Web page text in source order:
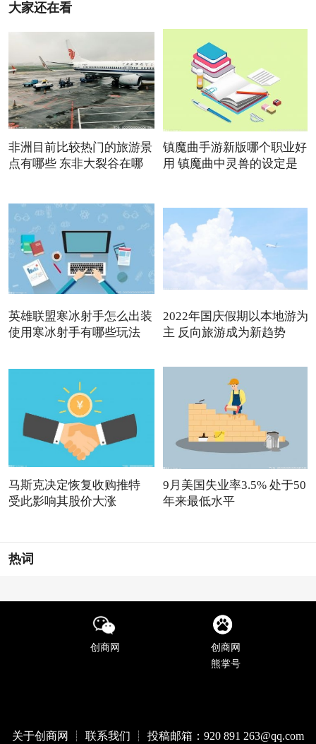
大家还在看
非洲目前比较热门的旅游景
点有哪些 东非大裂谷在哪
镇魔曲手游新版哪个职业好
用 镇魔曲中灵兽的设定是
英雄联盟寒冰射手怎么出装
使用寒冰射手有哪些玩法
2022年国庆假期以本地游为
主 反向旅游成为新趋势
马斯克决定恢复收购推特
受此影响其股价大涨
9月美国失业率3.5% 处于50
年来最低水平
热词
创商网
创商网
熊掌号
关于创商网 ┊ 联系我们 ┊ 投稿邮箱：920 891 263@qq.com